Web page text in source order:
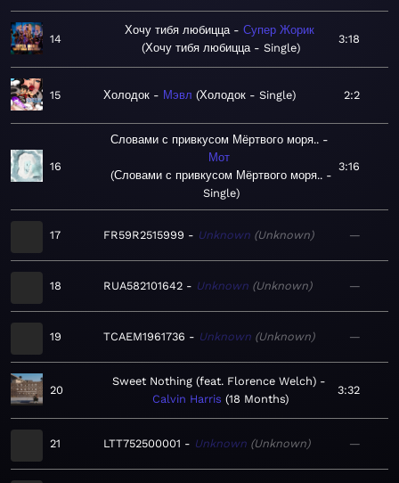
14
Хочу тибя любицца
Супер Жорик
Хочу тибя любицца - Single
3:18
15 Холодок Мэвл Холодок - Single 2:2
16
Словами с привкусом Мёртвого моря..
Мот
Словами с привкусом Мёртвого моря.. -
Single
3:16
17 FR59R2515999 Unknown Unknown —
18 RUA582101642 Unknown Unknown —
19 TCAEM1961736 Unknown Unknown —
20
Sweet Nothing (feat. Florence Welch)
Calvin Harris 18 Months
3:32
21 LTT752500001 Unknown Unknown —